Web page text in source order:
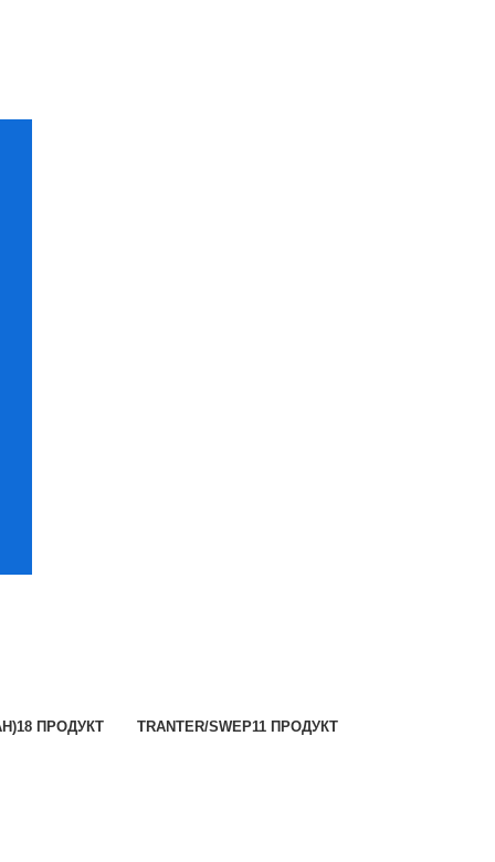
18 ПРОДУКТ TRANTER/SWEP11 ПРОДУКТ